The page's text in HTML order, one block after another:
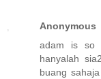
Anonymous
adam is so
hanyalah
buang